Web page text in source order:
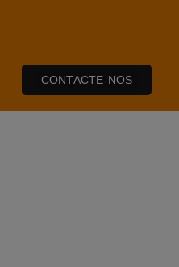
CONTACTE-NOS